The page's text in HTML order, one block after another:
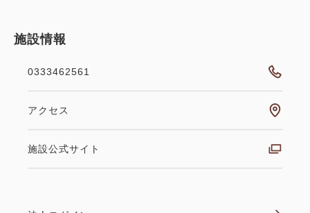
施設情報
0333462561
アクセス
施設公式サイト